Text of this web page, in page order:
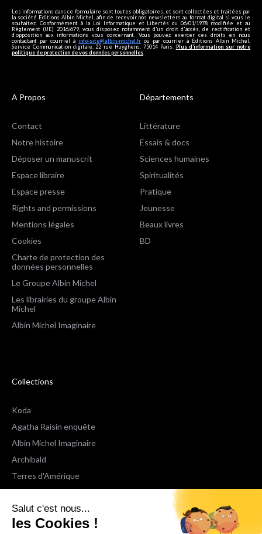
Salut c'est nous...
les Cookies !
Les informations dans ce formulaire sont toutes obligatoires, et sont collectées et traitées par
la société Editions Albin Michel, afin de recevoir nos newsletters au format digital si vous le
souhaitez. Conformément à la Loi Informatique et Libertés du 06/01/1978 modifiée et au
Règlement (UE) 2016/679, vous disposez notamment d'un droit d'accès, de rectification et
d’opposition aux informations vous concernant. Vous pouvez exercer ces droits en nous
contactant par courriel à info-site@albin-michel.fr ou par courrier à Editions Albin Michel,
Service Communication digitale, 22 rue Huyghens, 75014 Paris. Plus d’information sur notre
politique de protection de vos données personnelles
A Propos
Contact
Notre histoire
Déposer un manuscrit
Espace libraire
Espace presse
Rights and permissions
Mentions légales
Cookies
Charte de protection des
données personnelles
Le Groupe Albin Michel
Les librairies du groupe Albin
Michel
Albin Michel Imaginaire
Départements
Littérature
Essais & docs
Sciences humaines
Spiritualités
Pratique
Jeunesse
Beaux livres
BD
Collections
Koda
Agatha Raisin enquête
Albin Michel Imaginaire
Archibald
Terres d'Amérique
Espaces Libres Poche
NOX
Wiz